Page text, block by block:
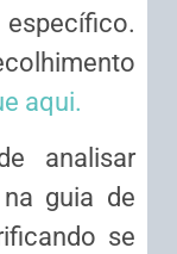
aqui.
analisar
guia de
se